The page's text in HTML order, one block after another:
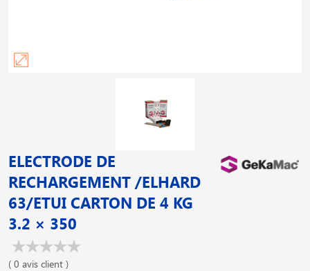
ELECTRODE DE
RECHARGEMENT /ELHARD
63/ETUI CARTON DE 4 KG
3.2 × 350
( 0 avis client )